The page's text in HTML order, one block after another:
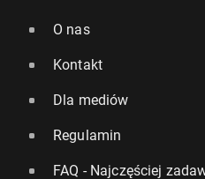
O nas
Kontakt
Dla mediów
Regulamin
FAQ - Najczęściej